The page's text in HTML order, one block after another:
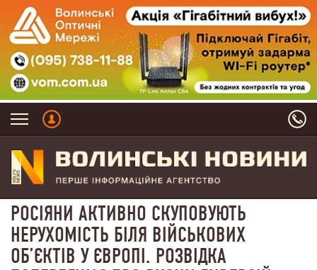
РОСІЯНИ АКТИВНО СКУПОВУЮТЬ
НЕРУХОМІСТЬ БІЛЯ ВІЙСЬКОВИХ
ОБʼЄКТІВ У ЄВРОПІ. РОЗВІДКА